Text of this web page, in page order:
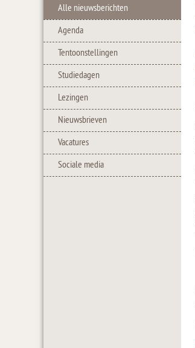
Alle nieuwsberichten
Agenda
Tentoonstellingen
Studiedagen
Lezingen
Nieuwsbrieven
Vacatures
Sociale media